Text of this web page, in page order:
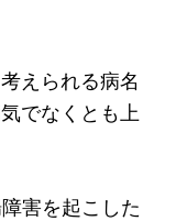
えられる病名
でなくとも上
害を起こした